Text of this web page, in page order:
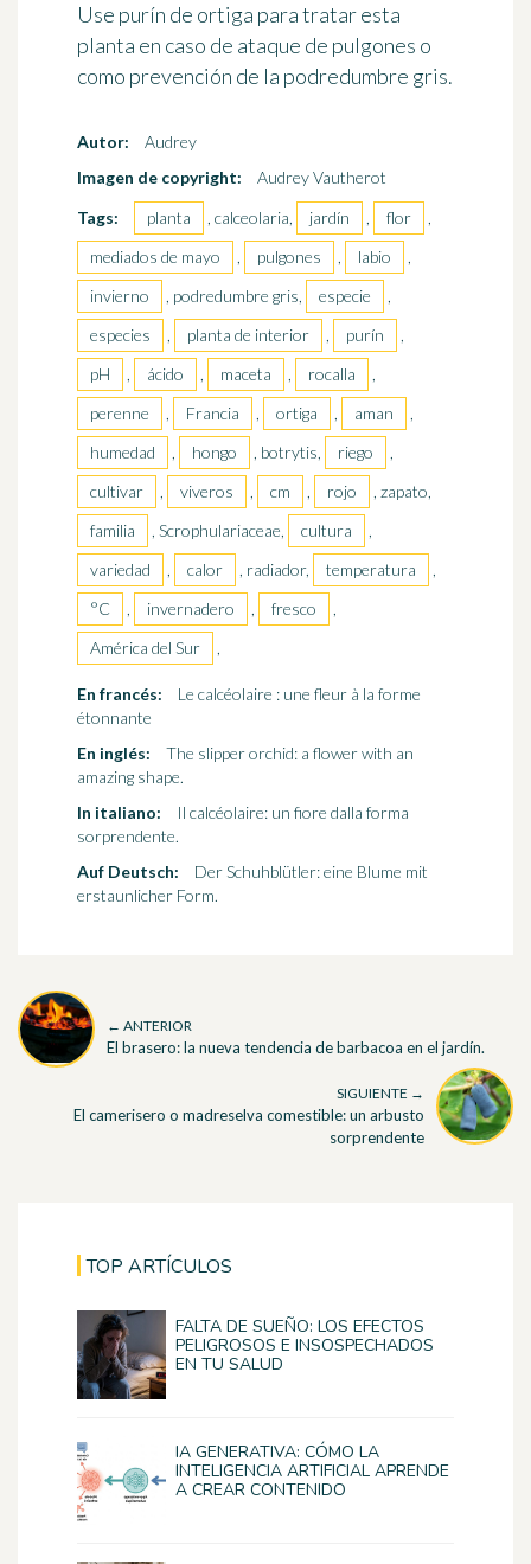
Use purín de ortiga para tratar esta
planta en caso de ataque de pulgones o
como prevención de la podredumbre gris.
Autor:
Audrey
Imagen de copyright:
Audrey Vautherot
Tags:
planta , calceolaria, jardín , flor
,
mediados de mayo
, pulgones , labio
,
invierno
, podredumbre gris, especie
,
especies
, planta de interior , purín
,
pH
, ácido , maceta , rocalla
,
perenne
, Francia , ortiga , aman
,
humedad
, hongo , botrytis, riego
,
cultivar
, viveros , cm , rojo
, zapato,
familia
, Scrophulariaceae, cultura
,
variedad
, calor , radiador, temperatura
,
°C
, invernadero , fresco
,
América del Sur
,
En francés:
Le calcéolaire : une fleur à la forme
étonnante
En inglés:
The slipper orchid: a flower with an
amazing shape.
In italiano:
Il calcéolaire: un fiore dalla forma
sorprendente.
Auf Deutsch:
Der Schuhblütler: eine Blume mit
erstaunlicher Form.
← ANTERIOR
El brasero: la nueva tendencia de barbacoa en el jardín.
SIGUIENTE →
El camerisero o madreselva comestible: un arbusto
sorprendente
TOP ARTÍCULOS
FALTA DE SUEÑO: LOS EFECTOS
PELIGROSOS E INSOSPECHADOS
EN TU SALUD
IA GENERATIVA: CÓMO LA
INTELIGENCIA ARTIFICIAL APRENDE
A CREAR CONTENIDO